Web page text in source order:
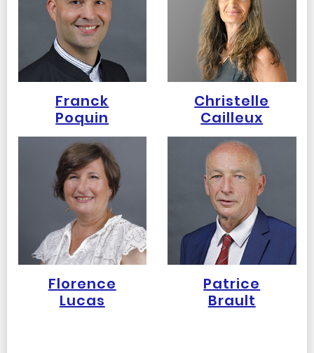
Franck
Poquin
Christelle
Cailleux
Florence
Lucas
Patrice
Brault